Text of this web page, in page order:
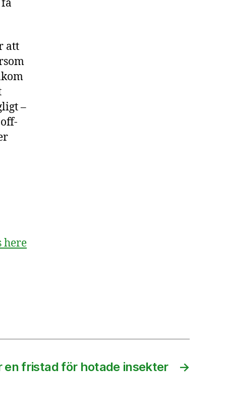
att
–
here
→
en fristad för hotade insekter